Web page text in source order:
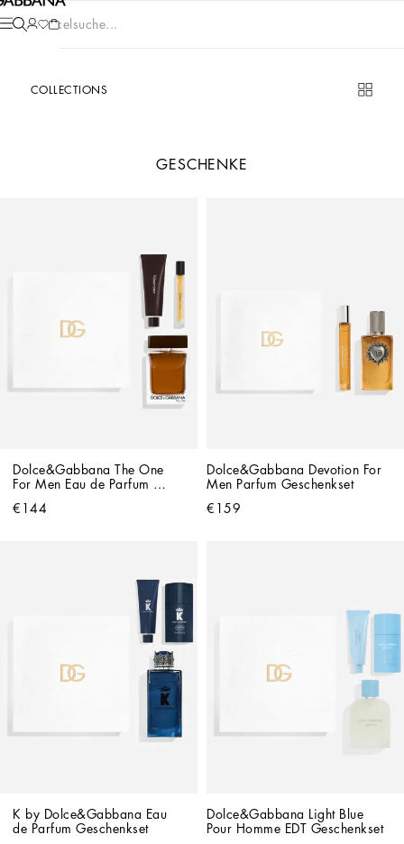
Artikelsuche...
COLLECTIONS
GESCHENKE
Dolce&Gabbana The One
For Men Eau de Parfum
€144
Dolce&Gabbana Devotion For
Men Parfum Geschenkset
€159
K by Dolce&Gabbana Eau
de Parfum Geschenkset
Dolce&Gabbana Light Blue
Pour Homme EDT Geschenkset